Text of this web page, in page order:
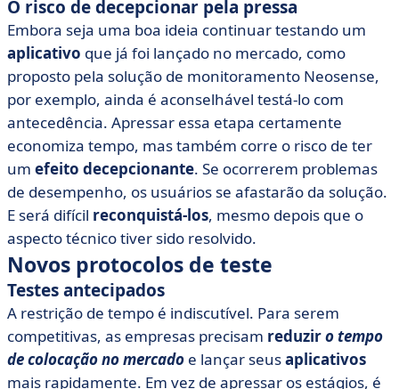
O risco de decepcionar pela pressa
Embora seja uma boa ideia continuar testando um
aplicativo que já foi lançado no mercado, como
proposto pela solução de monitoramento Neosense,
por exemplo, ainda é aconselhável testá-lo com
antecedência. Apressar essa etapa certamente
economiza tempo, mas também corre o risco de ter
um efeito decepcionante. Se ocorrerem problemas
de desempenho, os usuários se afastarão da solução.
E será difícil reconquistá-los, mesmo depois que o
aspecto técnico tiver sido resolvido.
Novos protocolos de teste
Testes antecipados
A restrição de tempo é indiscutível. Para serem
competitivas, as empresas precisam reduziro tempo
de colocação no mercado e lançar seusaplicativos
mais rapidamente. Em vez de apressar os estágios, é